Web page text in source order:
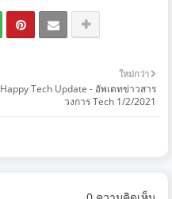
ใหม่กว่า
Happy Tech Update - อัพเดทข่าวสาร
วงการ Tech 1/2/2021